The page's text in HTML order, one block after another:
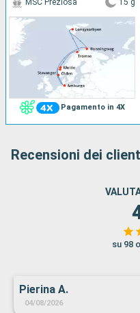
Pagamento in 4X
MSC Preziosa 15 g
Recensioni dei
su 98
Pierina A.
04/08/2026